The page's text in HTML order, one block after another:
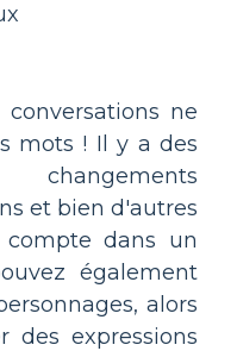
ne
mots ! Il y a des
et bien d'autres
dans un
également
alors
des expressions